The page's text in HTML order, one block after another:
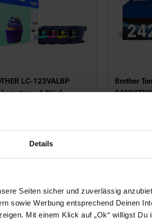
Details
Seiten sicher und zuverlässig
sowie Werbung entsprechend Deinen
Mit einem Klick auf „Ok“ willigst Du
Fußnote, Details
LC-123VALBP
4 Stück,
nur 86, €
Brother